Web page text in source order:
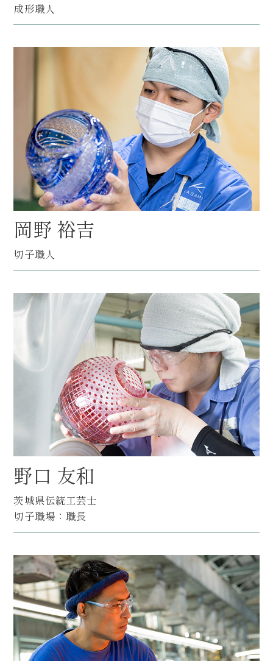
成形職人
岡野 裕吉
切子職人
野口 友和
茨城県伝統工芸士
切子職場：職長